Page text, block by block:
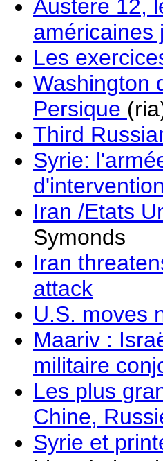
Austere 12,
américaines
Les
Washington
Persique
Third
Syrie:
Iran /Etats
Symonds
Iran
attack
U.S. moves
Maariv :
militaire
Les plus
Chine,
Syrie et